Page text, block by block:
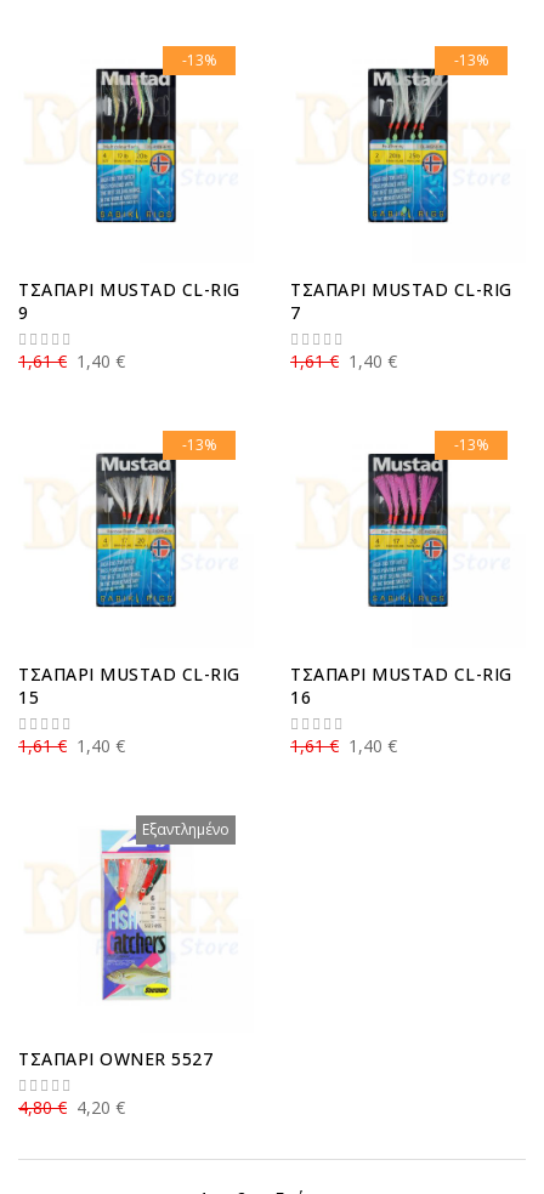
-13%
ΤΣΑΠΑΡΙ MUSTAD CL-RIG
9
1,40 €
1,61 €
-13%
ΤΣΑΠΑΡΙ MUSTAD CL-RIG
7
1,40 €
1,61 €
-13%
ΤΣΑΠΑΡΙ MUSTAD CL-RIG
15
1,40 €
1,61 €
-13%
ΤΣΑΠΑΡΙ MUSTAD CL-RIG
16
1,40 €
1,61 €
Εξαντλημένο
ΤΣΑΠΑΡΙ OWNER 5527
4,20 €
4,80 €